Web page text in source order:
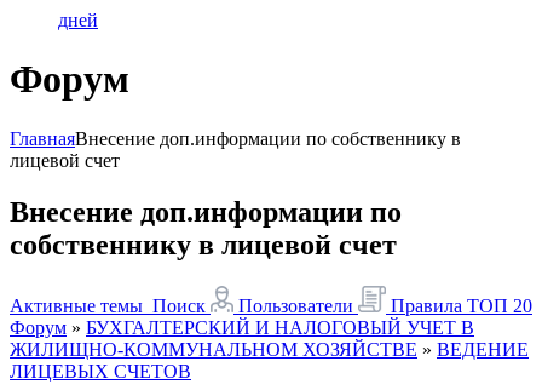
дней
Форум
ГлавнаяВнесение доп.информации по собственнику в
лицевой счет
Внесение доп.информации по
собственнику в лицевой счет
Активные темы Поиск Пользователи Правила ТОП 20
Форум » БУХГАЛТЕРСКИЙ И НАЛОГОВЫЙ УЧЕТ В
ЖИЛИЩНО-КОММУНАЛЬНОМ ХОЗЯЙСТВЕ » ВЕДЕНИЕ
ЛИЦЕВЫХ СЧЕТОВ